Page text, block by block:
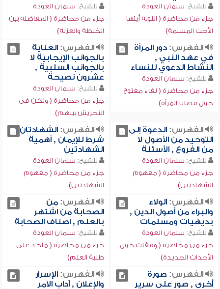
للشيخ: سلمان العودة
جزء من محاضرة ( التوبة أيتها
الأخت المسلمة)
للشيخ: سلمان العودة
جزء من محاضرة ( المفاضلة بين
الخلطة والعزلة)
الفهرس:دور المرأة
في عهد النبي ,
النشاط الدعوي للنساء
للشيخ: سلمان العودة
جزء من محاضرة ( لقاء مفتوح
حول قضايا المرأة)
الفهرس:العناية
بالجوانب الإيجابية لا
بالجوانب السلبية ,
عشرون نصيحة
للشيخ: سلمان العودة
جزء من محاضرة ( ولكن في
التحريش بينهم)
الفهرس:الدعوة إلى
التوحيد من الأصول لا
من الفروع , الأسئلة
للشيخ: سلمان العودة
جزء من محاضرة ( مفهوم
الشهادتين)
الفهرس:الشهادتان
شرط للإيمان , أهمية
الشهادتين
للشيخ: سلمان العودة
جزء من محاضرة ( مفهوم
الشهادتين)
الفهرس:الولاء
والبراء من أصول الدين ,
بديهيات ومسلمات
للشيخ: سلمان العودة
جزء من محاضرة ( وقفات حول
الأحداث الجديدة)
الفهرس:من
الصحابة من اشتهر
بالعلم , أصناف الصحابة
للشيخ: سلمان العودة
جزء من محاضرة ( مآخذ على
طلبة العلم)
الفهرس: صورة
أخرى , صور على سرير
الفهرس:الإسرار
والإعلان , آداب الآمر